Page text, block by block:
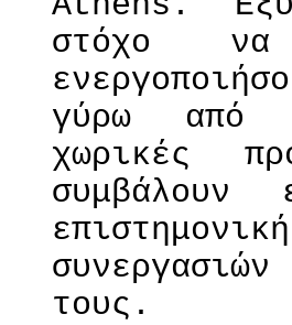
στόχο
γύρω από
χωρικές
συμβάλουν
τους.